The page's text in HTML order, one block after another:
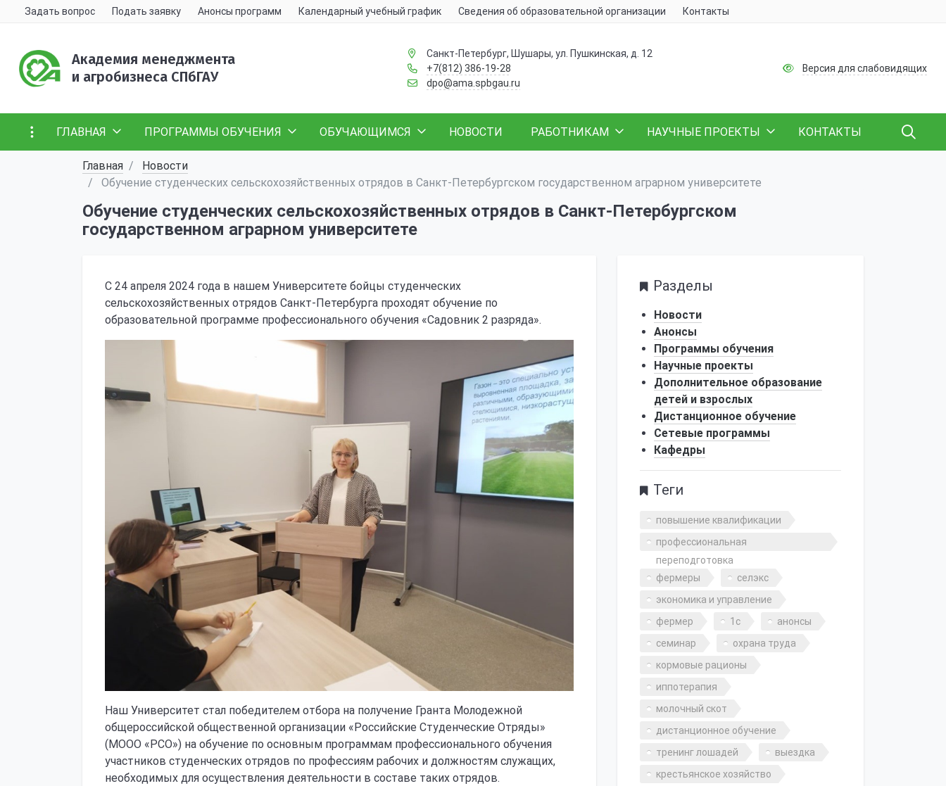
Задать вопрос Подать заявку Анонсы программ Календарный учебный график Сведения об образовательной организации Контакты
Академия менеджмента
и агробизнеса СПбГАУ
Санкт-Петербург, Шушары, ул. Пушкинская, д. 12
+7(812) 386-19-28
dpo@ama.spbgau.ru
Версия для слабовидящих
ГЛАВНАЯ ПРОГРАММЫ ОБУЧЕНИЯ ОБУЧАЮЩИМСЯ НОВОСТИ РАБОТНИКАМ НАУЧНЫЕ ПРОЕКТЫ КОНТАКТЫ
Главная
Новости
Обучение студенческих сельскохозяйственных отрядов в Санкт-Петербургском государственном аграрном университете
Обучение студенческих сельскохозяйственных отрядов в Санкт-Петербургском
государственном аграрном университете
С 24 апреля 2024 года в нашем Университете бойцы студенческих
сельскохозяйственных отрядов Санкт-Петербурга проходят обучение по
образовательной программе профессионального обучения «Садовник 2 разряда».
Наш Университет стал победителем отбора на получение Гранта Молодежной
общероссийской общественной организации «Российские Студенческие Отряды»
(МООО «РСО») на обучение по основным программам профессионального обучения
участников студенческих отрядов по профессиям рабочих и должностям служащих,
необходимых для осуществления деятельности в составе таких отрядов.
Разделы
Новости
Анонсы
Программы обучения
Научные проекты
Дополнительное образование
детей и взрослых
Дистанционное обучение
Сетевые программы
Кафедры
Теги
повышение квалификации
профессиональная
переподготовка
фермеры
селэкс
экономика и управление
фермер
1с
анонсы
семинар
охрана труда
кормовые рационы
иппотерапия
молочный скот
дистанционное обучение
тренинг лошадей
выездка
крестьянское хозяйство